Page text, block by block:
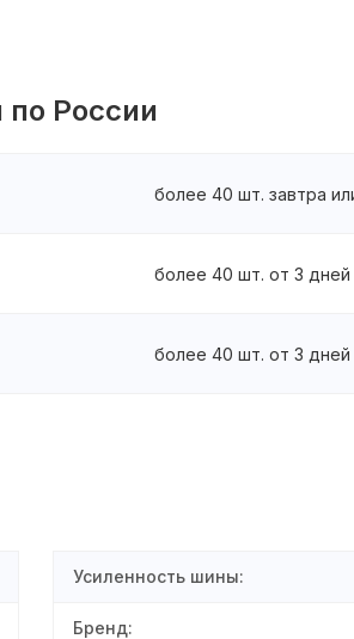
России
более 40 шт. завтра
более 40 шт. от 3 дней
более 40 шт. от 3 дней
Усиленность шины:
Бренд: